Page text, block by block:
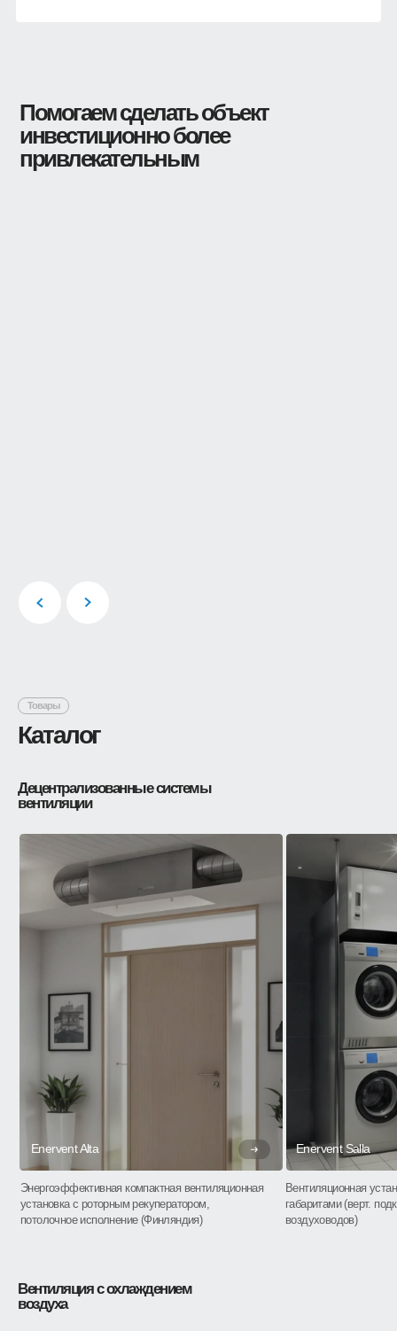
Помогаем сделать объект
инвестиционно более
привлекательным
Товары
Каталог
Децентрализованные системы
вентиляции
Enervent Alta
Энергоэффективная компактная вентиляционная
установка с роторным рекуператором,
потолочное исполнение (Финляндия)
Enervent Salla
Вентиляционная
габаритами (верт.
воздуховодов)
Вентиляция с охлаждением
воздуха